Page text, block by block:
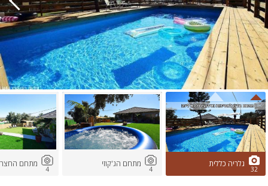
32
גלריה כללית
4
מתחם הג'קוזי
4
מתחם החצר